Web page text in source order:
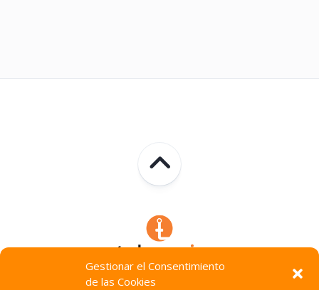
Gestionar el Consentimiento
de las Cookies
Technocracia © 2026. Todos Los Derechos Reservados.